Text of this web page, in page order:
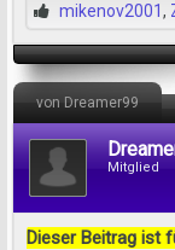
mikenov2001,
von Dreamer99
Mitglied
Dieser Beitrag ist